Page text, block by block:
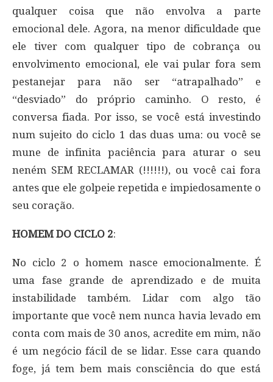
qualquer coisa que não envolva a parte
emocional dele. Agora, na menor dificuldade que
ele tiver com qualquer tipo de cobrança ou
envolvimento emocional, ele vai pular fora sem
pestanejar para não ser “atrapalhado” e
“desviado” do próprio caminho. O resto, é
conversa fiada. Por isso, se você está investindo
num sujeito do ciclo 1 das duas uma: ou você se
mune de infinita paciência para aturar o seu
neném SEM RECLAMAR (!!!!!!), ou você cai fora
antes que ele golpeie repetida e impiedosamente o
seu coração.
HOMEM DO CICLO 2:
No ciclo 2 o homem nasce emocionalmente. É
uma fase grande de aprendizado e de muita
instabilidade também. Lidar com algo tão
importante que você nem nunca havia levado em
conta com mais de 30 anos, acredite em mim, não
é um negócio fácil de se lidar. Esse cara quando
foge, já tem bem mais consciência do que está